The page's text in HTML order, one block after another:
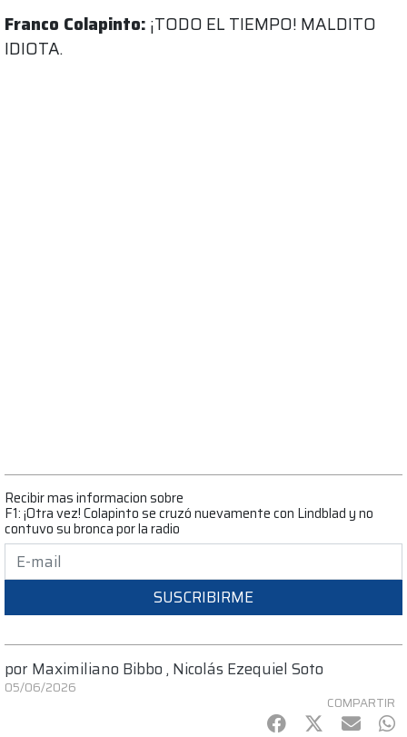
Franco Colapinto: ¡TODO EL TIEMPO! MALDITO
IDIOTA.
Recibir mas informacion sobre
F1: ¡Otra vez! Colapinto se cruzó nuevamente con Lindblad y no
contuvo su bronca por la radio
SUSCRIBIRME
por Maximiliano Bibbo, Nicolás Ezequiel Soto
05/06/2026
COMPARTIR
Facebook
Twitter
mail